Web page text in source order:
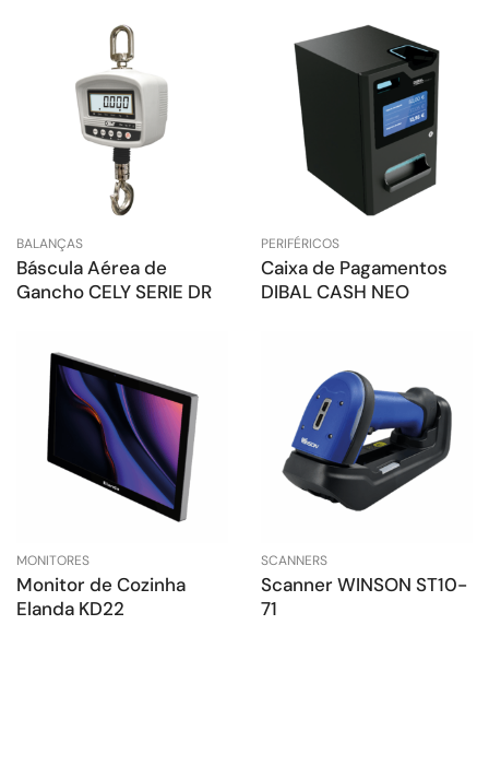
BALANÇAS
Báscula Aérea de
Gancho CELY SERIE DR
PERIFÉRICOS
Caixa de Pagamentos
DIBAL CASH NEO
MONITORES
Monitor de Cozinha
Elanda KD22
SCANNERS
Scanner WINSON ST10-
71